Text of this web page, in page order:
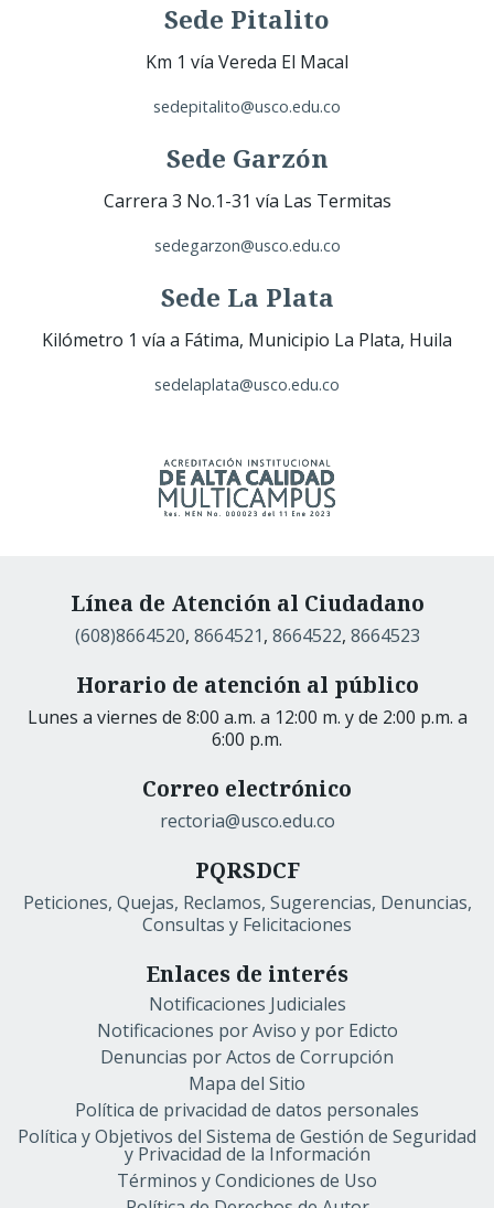
Sede Pitalito
Km 1 vía Vereda El Macal
sedepitalito@usco.edu.co
Sede Garzón
Carrera 3 No.1-31 vía Las Termitas
sedegarzon@usco.edu.co
Sede La Plata
Kilómetro 1 vía a Fátima, Municipio La Plata, Huila
sedelaplata@usco.edu.co
Línea de Atención al Ciudadano
(608)8664520, 8664521, 8664522, 8664523
Horario de atención al público
Lunes a viernes de 8:00 a.m. a 12:00 m. y de 2:00 p.m. a
6:00 p.m.
Correo electrónico
rectoria@usco.edu.co
PQRSDCF
Peticiones, Quejas, Reclamos, Sugerencias, Denuncias,
Consultas y Felicitaciones
Enlaces de interés
Notificaciones Judiciales
Notificaciones por Aviso y por Edicto
Denuncias por Actos de Corrupción
Mapa del Sitio
Política de privacidad de datos personales
Política y Objetivos del Sistema de Gestión de Seguridad
y Privacidad de la Información
Términos y Condiciones de Uso